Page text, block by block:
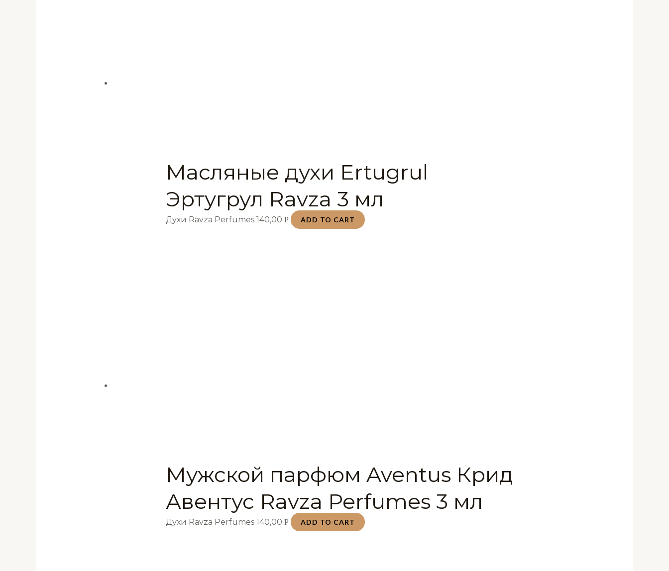
Масляные духи Ertugrul
Эртугрул Ravza 3 мл
Духи Ravza Perfumes140,00Р ADD TO CART
Мужской парфюм Aventus Крид
Авентус Ravza Perfumes 3 мл
Духи Ravza Perfumes140,00Р ADD TO CART